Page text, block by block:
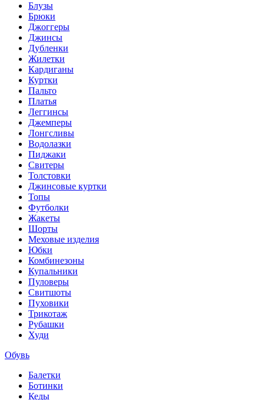
Блузы
Брюки
Джоггеры
Джинсы
Дубленки
Жилетки
Кардиганы
Куртки
Пальто
Платья
Леггинсы
Джемперы
Лонгсливы
Водолазки
Пиджаки
Свитеры
Толстовки
Джинсовые куртки
Топы
Футболки
Жакеты
Шорты
Меховые изделия
Юбки
Комбинезоны
Купальники
Пуловеры
Свитшоты
Пуховики
Трикотаж
Рубашки
Худи
Обувь
Балетки
Ботинки
Кеды